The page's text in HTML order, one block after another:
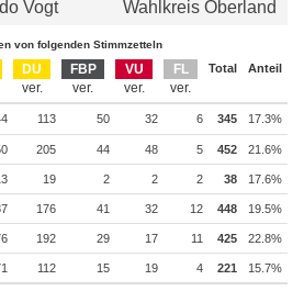
Vogt Wahlkreis Oberland
von folgenden Stimmzetteln
DU FBP VU FL Total Anteil
113 50 32 6 345 17.3%
205 44 48 5 452 21.6%
19 2 2 2 38 17.6%
176 41 32 12 448 19.5%
192 29 17 11 425 22.8%
112 15 19 4 221 15.7%